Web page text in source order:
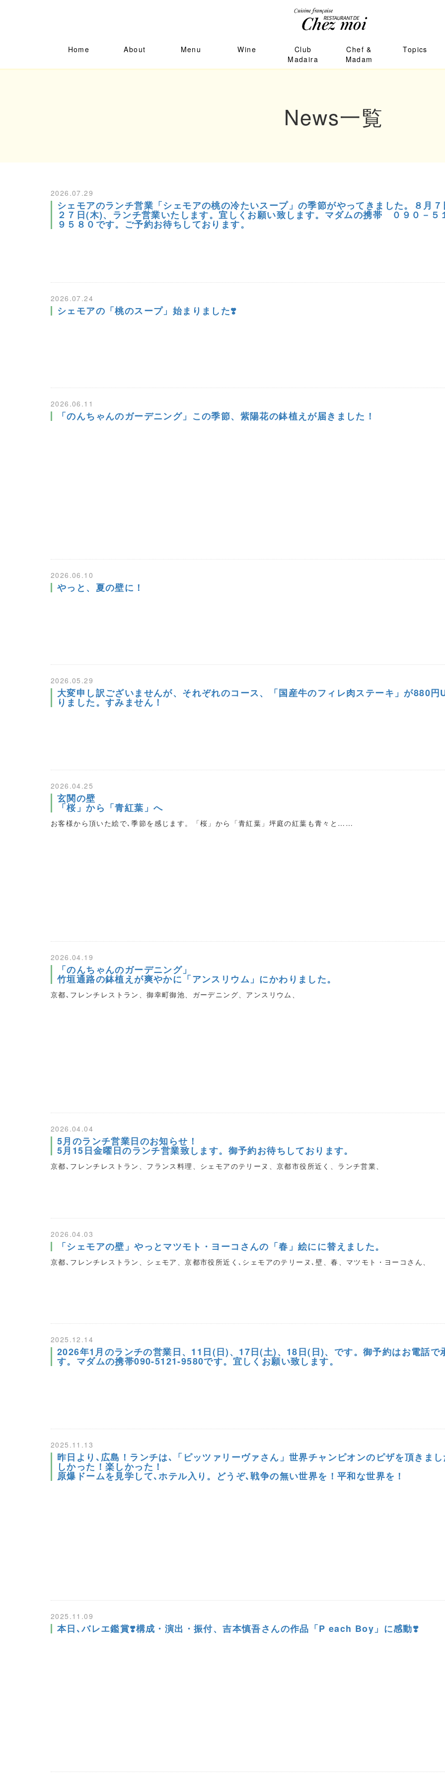
Home About Menu Wine
Club
Madaira
Chef &
Madam
Topics
News一覧
2026.07.29
シェモアのランチ営業「シェモアの桃の冷たいスープ」の季節がやってきました。８月
２７日(木)、ランチ営業いたします。宜しくお願い致します。マダムの携帯 ０９０－５
９５８０です。ご予約お待ちしております。
2026.07.24
シェモアの「桃のスープ」始まりました❣️
2026.06.11
「のんちゃんのガーデニング」この季節、紫陽花の鉢植えが届きました！
2026.06.10
やっと、夏の壁に！
2026.05.29
大変申し訳ございませんが、それぞれのコース、「国産牛のフィレ肉ステーキ」が880円
りました。すみません！
2026.04.25
玄関の壁
「桜」から「青紅葉」へ
お客様から頂いた絵で､季節を感じます。「桜」から「青紅葉」坪庭の紅葉も青々と……
2026.04.19
「のんちゃんのガーデニング」
竹垣通路の鉢植えが爽やかに「アンスリウム」にかわりました。
京都､フレンチレストラン、御幸町御池、ガーデニング、アンスリウム、
2026.04.04
5月のランチ営業日のお知らせ！
5月15日金曜日のランチ営業致します。御予約お待ちしております。
京都､フレンチレストラン、フランス料理、シェモアのテリーヌ、京都市役所近く、ランチ営業、
2026.04.03
「シェモアの壁」やっとマツモト・ヨーコさんの「春」絵にに替えました。
京都､フレンチレストラン、シェモア、京都市役所近く､シェモアのテリーヌ､壁、春、マツモト・ヨーコさん、
2025.12.14
2026年1月のランチの営業日、11日(日)、17日(土)、18日(日)、です。御予約はお電話で
す。マダムの携帯090-5121-9580です。宜しくお願い致します。
2025.11.13
昨日より､広島！ランチは､「ピッツァリーヴァさん」世界チャンピオンのピザを頂きま
しかった！楽しかった！
原爆ドームを見学して､ホテル入り。どうぞ､戦争の無い世界を！平和な世界を！
2025.11.09
本日､バレエ鑑賞❣️構成・演出・振付、吉本慎吾さんの作品「P each Boy」に感動❣️